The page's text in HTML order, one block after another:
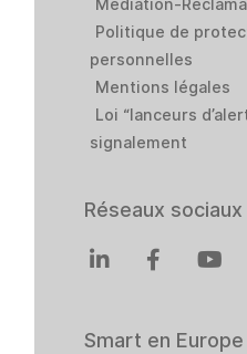
Médiation-
Politique de
personnelles
Mentions légales
Loi “lanceurs
signalement
Réseaux sociaux
Smart en Europe